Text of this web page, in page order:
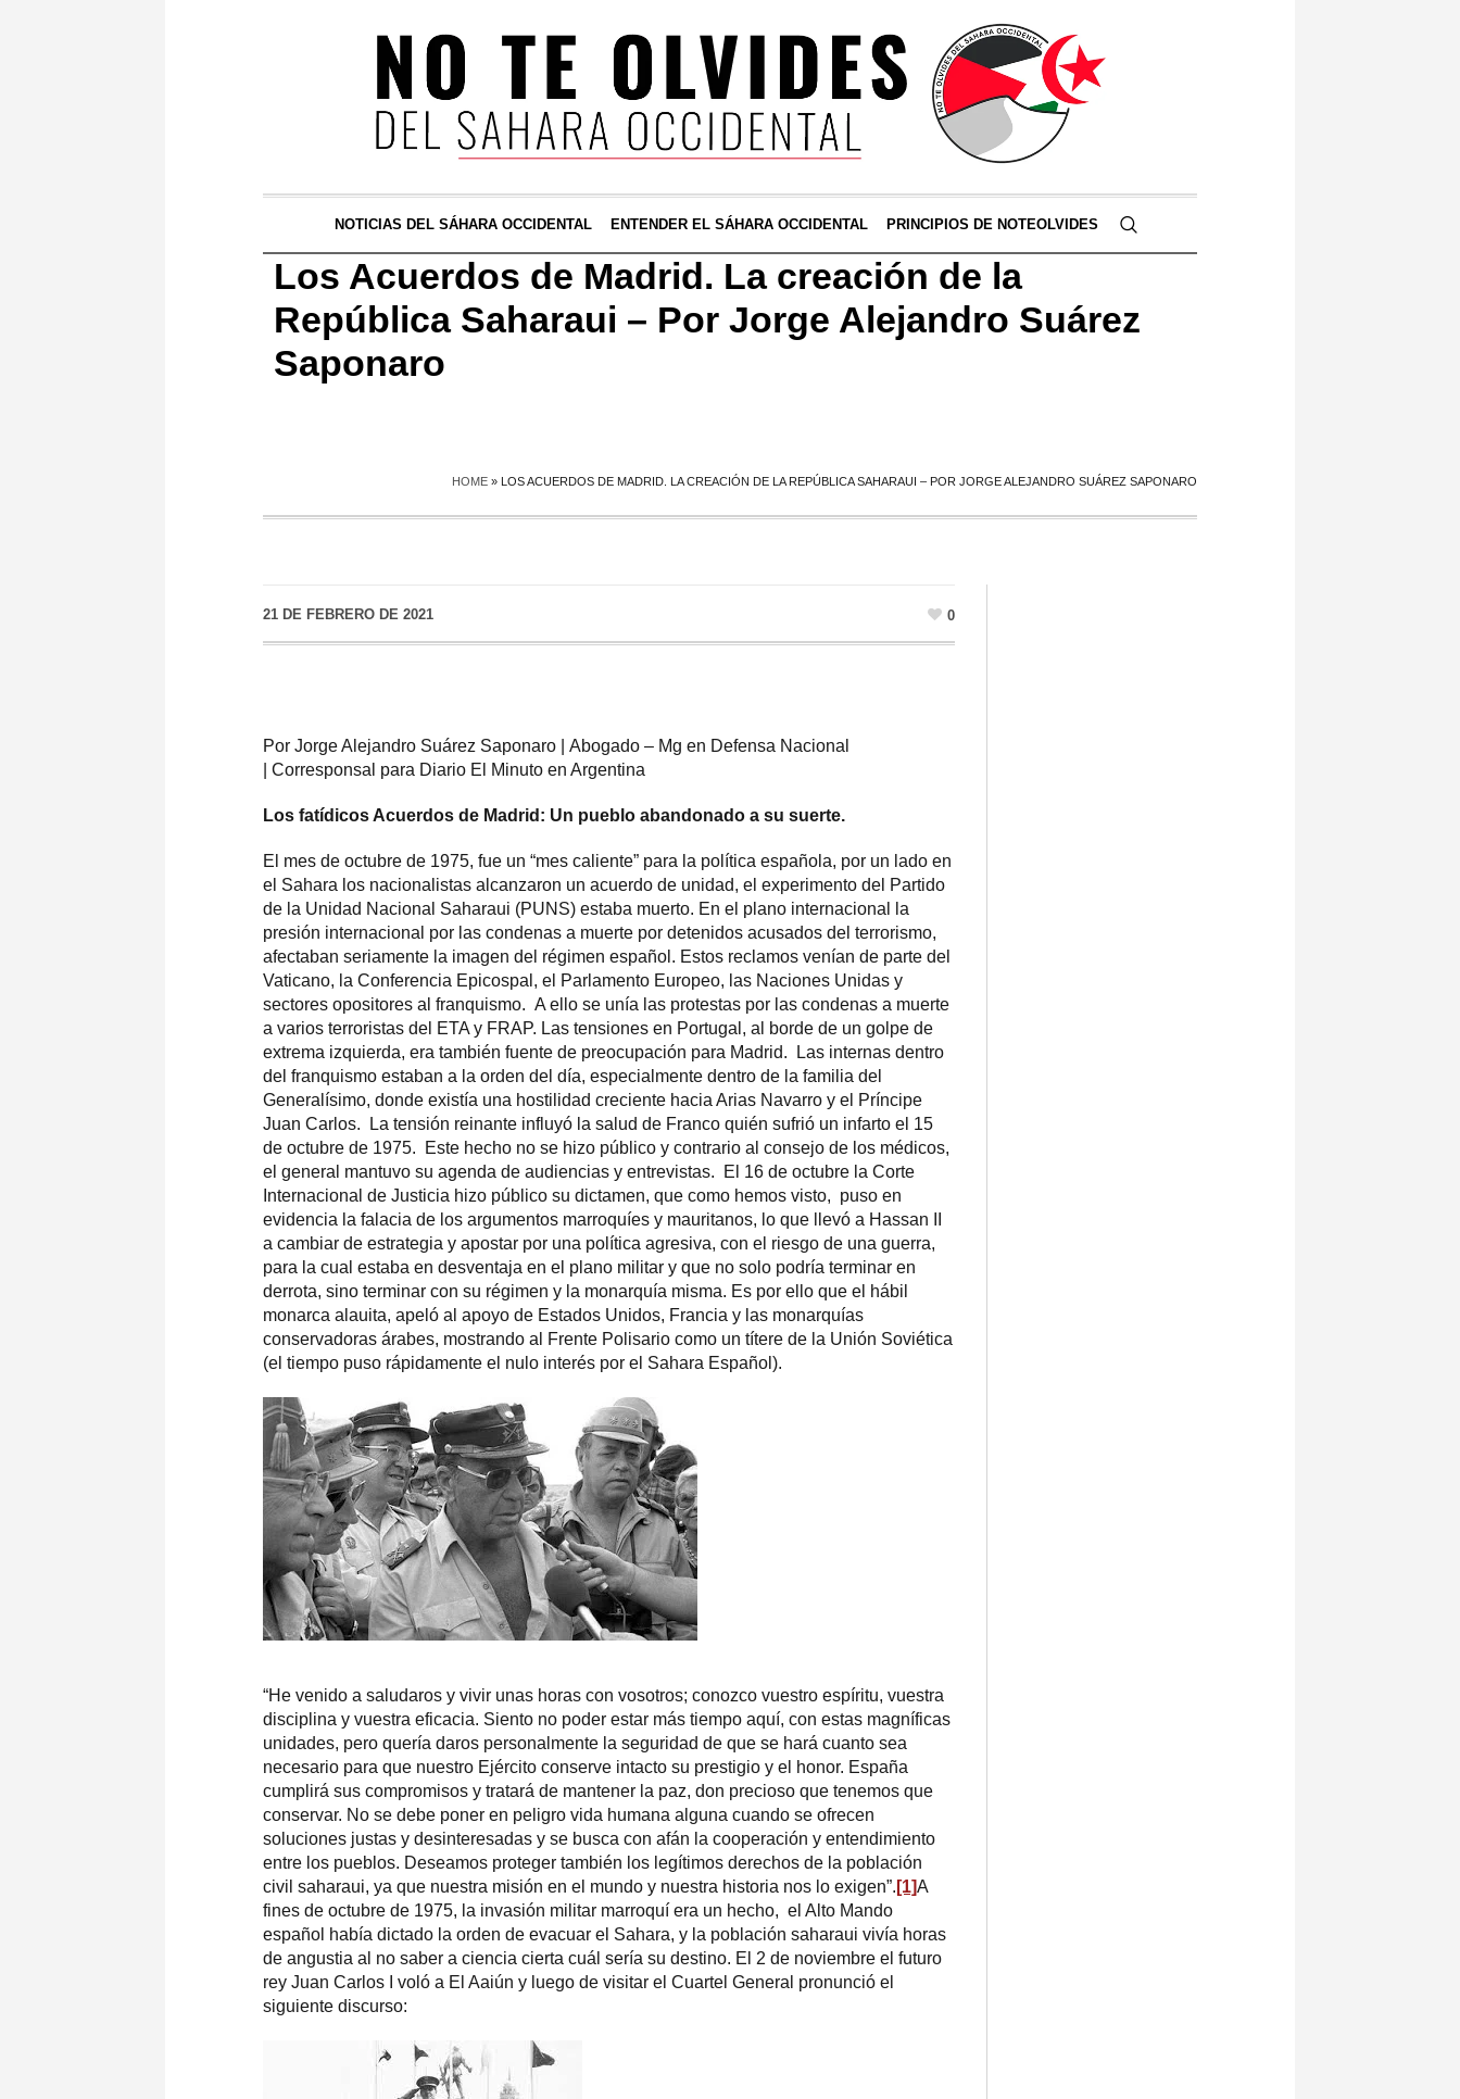
NOTICIAS DEL SÁHARA OCCIDENTAL ENTENDER EL SÁHARA OCCIDENTAL PRINCIPIOS DE NOTEOLVIDES
Los Acuerdos de Madrid. La creación de la
República Saharaui – Por Jorge Alejandro Suárez
Saponaro
HOME » LOS ACUERDOS DE MADRID. LA CREACIÓN DE LA REPÚBLICA SAHARAUI – POR JORGE ALEJANDRO SUÁREZ SAPONARO
21 DE FEBRERO DE 2021 0
Por Jorge Alejandro Suárez Saponaro | Abogado – Mg en Defensa Nacional
| Corresponsal para Diario El Minuto en Argentina
Los fatídicos Acuerdos de Madrid: Un pueblo abandonado a su suerte.
El mes de octubre de 1975, fue un “mes caliente” para la política española, por un lado en
el Sahara los nacionalistas alcanzaron un acuerdo de unidad, el experimento del Partido
de la Unidad Nacional Saharaui (PUNS) estaba muerto. En el plano internacional la
presión internacional por las condenas a muerte por detenidos acusados del terrorismo,
afectaban seriamente la imagen del régimen español. Estos reclamos venían de parte del
Vaticano, la Conferencia Epicospal, el Parlamento Europeo, las Naciones Unidas y
sectores opositores al franquismo. A ello se unía las protestas por las condenas a muerte
a varios terroristas del ETA y FRAP. Las tensiones en Portugal, al borde de un golpe de
extrema izquierda, era también fuente de preocupación para Madrid. Las internas dentro
del franquismo estaban a la orden del día, especialmente dentro de la familia del
Generalísimo, donde existía una hostilidad creciente hacia Arias Navarro y el Príncipe
Juan Carlos. La tensión reinante influyó la salud de Franco quién sufrió un infarto el 15
de octubre de 1975. Este hecho no se hizo público y contrario al consejo de los médicos,
el general mantuvo su agenda de audiencias y entrevistas. El 16 de octubre la Corte
Internacional de Justicia hizo público su dictamen, que como hemos visto, puso en
evidencia la falacia de los argumentos marroquíes y mauritanos, lo que llevó a Hassan II
a cambiar de estrategia y apostar por una política agresiva, con el riesgo de una guerra,
para la cual estaba en desventaja en el plano militar y que no solo podría terminar en
derrota, sino terminar con su régimen y la monarquía misma. Es por ello que el hábil
monarca alauita, apeló al apoyo de Estados Unidos, Francia y las monarquías
conservadoras árabes, mostrando al Frente Polisario como un títere de la Unión Soviética
(el tiempo puso rápidamente el nulo interés por el Sahara Español).
“He venido a saludaros y vivir unas horas con vosotros; conozco vuestro espíritu, vuestra
disciplina y vuestra eficacia. Siento no poder estar más tiempo aquí, con estas magníficas
unidades, pero quería daros personalmente la seguridad de que se hará cuanto sea
necesario para que nuestro Ejército conserve intacto su prestigio y el honor. España
cumplirá sus compromisos y tratará de mantener la paz, don precioso que tenemos que
conservar. No se debe poner en peligro vida humana alguna cuando se ofrecen
soluciones justas y desinteresadas y se busca con afán la cooperación y entendimiento
entre los pueblos. Deseamos proteger también los legítimos derechos de la población
civil saharaui, ya que nuestra misión en el mundo y nuestra historia nos lo exigen”. [1]A
fines de octubre de 1975, la invasión militar marroquí era un hecho, el Alto Mando
español había dictado la orden de evacuar el Sahara, y la población saharaui vivía horas
de angustia al no saber a ciencia cierta cuál sería su destino. El 2 de noviembre el futuro
rey Juan Carlos I voló a El Aaiún y luego de visitar el Cuartel General pronunció el
siguiente discurso: